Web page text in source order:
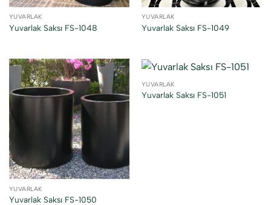
YUVARLAK
Yuvarlak Saksı FS-1048
YUVARLAK
Yuvarlak Saksı FS-1049
YUVARLAK
Yuvarlak Saksı FS-1050
YUVARLAK
Yuvarlak Saksı FS-1051